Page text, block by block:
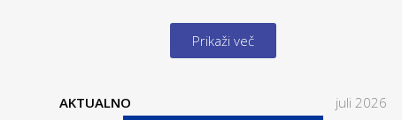
Prikaži več
AKTUALNO juli 2026